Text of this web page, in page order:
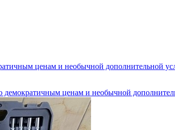
ценам и необычной дополнительной
демократичным ценам и необычной